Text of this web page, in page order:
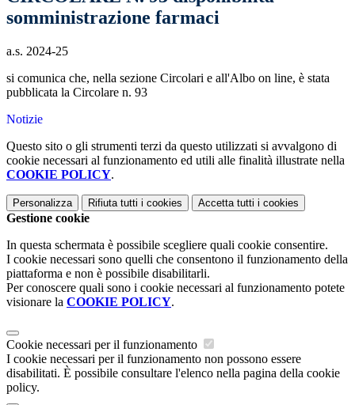
somministrazione farmaci
a.s. 2024-25
si comunica che, nella sezione Circolari e all'Albo on line, è stata
pubblicata la Circolare n. 93
Notizie
Questo sito o gli strumenti terzi da questo utilizzati si avvalgono di
cookie necessari al funzionamento ed utili alle finalità illustrate nella
COOKIE POLICY.
Personalizza Rifiuta tutti i cookies Accetta tutti i cookies
Gestione cookie
In questa schermata è possibile scegliere quali cookie consentire.
I cookie necessari sono quelli che consentono il funzionamento della
piattaforma e non è possibile disabilitarli.
Per conoscere quali sono i cookie necessari al funzionamento potete
visionare la COOKIE POLICY.
Cookie necessari per il funzionamento
I cookie necessari per il funzionamento non possono essere
disabilitati. È possibile consultare l'elenco nella pagina della cookie
policy.